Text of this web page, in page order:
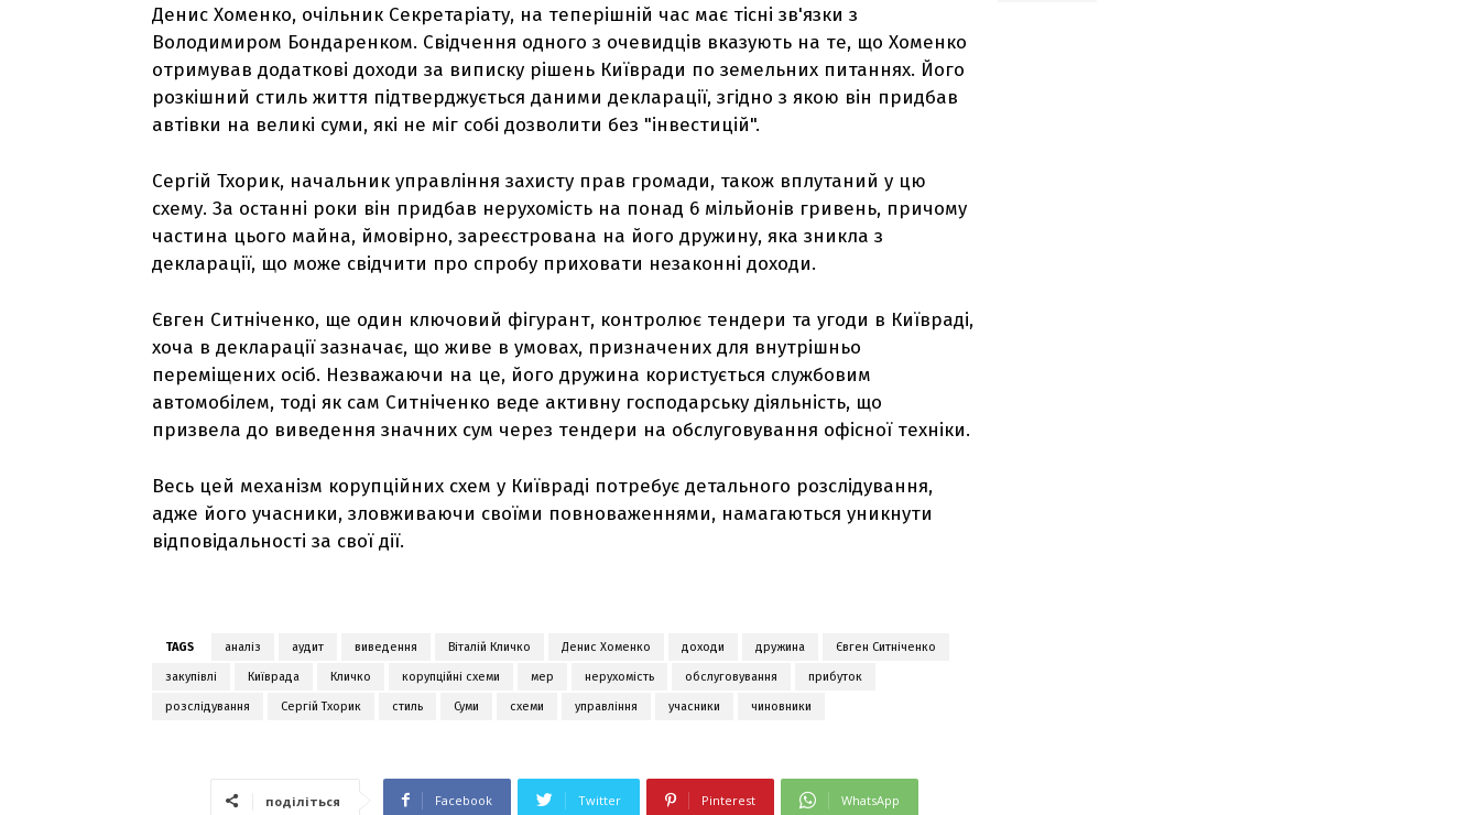
Денис Хоменко, очільник Секретаріату, на теперішній час має тісні зв'язки з
Володимиром Бондаренком. Свідчення одного з очевидців вказують на те, що Хоменко
отримував додаткові доходи за виписку рішень Київради по земельних питаннях. Його
розкішний стиль життя підтверджується даними декларації, згідно з якою він придбав
автівки на великі суми, які не міг собі дозволити без "інвестицій".
Сергій Тхорик, начальник управління захисту прав громади, також вплутаний у цю
схему. За останні роки він придбав нерухомість на понад 6 мільйонів гривень, причому
частина цього майна, ймовірно, зареєстрована на його дружину, яка зникла з
декларації, що може свідчити про спробу приховати незаконні доходи.
Євген Ситніченко, ще один ключовий фігурант, контролює тендери та угоди в Київраді,
хоча в декларації зазначає, що живе в умовах, призначених для внутрішньо
переміщених осіб. Незважаючи на це, його дружина користується службовим
автомобілем, тоді як сам Ситніченко веде активну господарську діяльність, що
призвела до виведення значних сум через тендери на обслуговування офісної техніки.
Весь цей механізм корупційних схем у Київраді потребує детального розслідування,
адже його учасники, зловживаючи своїми повноваженнями, намагаються уникнути
відповідальності за свої дії.
TAGS аналіз аудит виведення Віталій Кличко Денис Хоменко доходи дружина Євген Ситніченко
закупівлі Київрада Кличко корупційні схеми мер нерухомість обслуговування прибуток
розслідування Сергій Тхорик стиль Суми схеми управління учасники чиновники
поділіться Facebook Twitter Pinterest WhatsApp